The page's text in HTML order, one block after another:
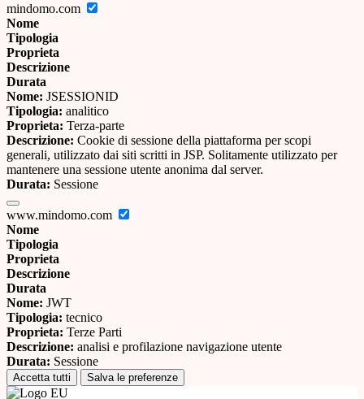
mindomo.com
Nome
Tipologia
Proprieta
Descrizione
Durata
Nome: JSESSIONID
Tipologia: analitico
Proprieta: Terza-parte
Descrizione: Cookie di sessione della piattaforma per scopi
generali, utilizzato dai siti scritti in JSP. Solitamente utilizzato per
mantenere una sessione utente anonima dal server.
Durata: Sessione
www.mindomo.com
Nome
Tipologia
Proprieta
Descrizione
Durata
Nome: JWT
Tipologia: tecnico
Proprieta: Terze Parti
Descrizione: analisi e profilazione navigazione utente
Durata: Sessione
Accetta tutti Salva le preferenze